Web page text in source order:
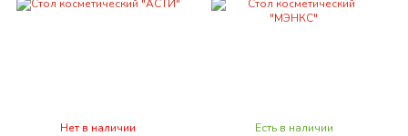
Нет в наличии Есть в наличии